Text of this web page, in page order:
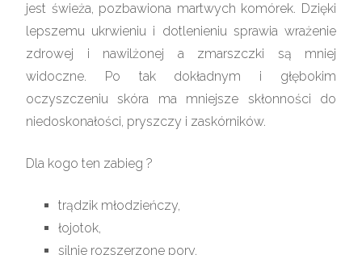
jest świeża, pozbawiona martwych komórek. Dzięki
lepszemu ukrwieniu i dotlenieniu sprawia wrażenie
zdrowej i nawilżonej a zmarszczki są mniej
widoczne. Po tak dokładnym i głębokim
oczyszczeniu skóra ma mniejsze skłonności do
niedoskonałości, pryszczy i zaskórników.
Dla kogo ten zabieg ?
trądzik młodzieńczy,
łojotok,
silnie rozszerzone pory,